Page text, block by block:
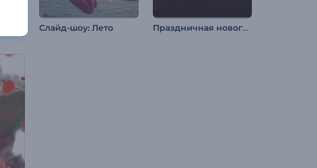
Слайд-шоу: Лето Праздничная новогодняя заставка